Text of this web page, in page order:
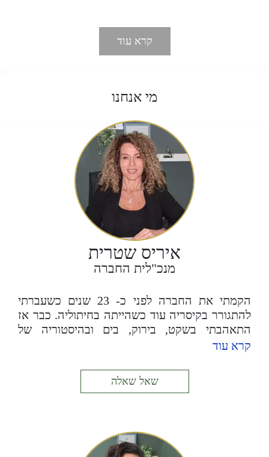
השוהים במתחם ייהנו משפע של מתקנים
ובניהם שתי בריכות שחיה חצי אולימפיות
מגרשי סקווש, טניס, כדורסל, מיני גולף
אתכם להתרשם משלל האטרקציות במתחם
היוקרתי והמפנק!
קרא עוד
מי אנחנו
איריס שטרית
מנכ"לית החברה
הקמתי את החברה לפני כ- 23 שנים כשעברתי
להתגורר בקיסריה עוד כשהייתה בחיתוליה. כבר אז
התאהבתי בשקט, בירוק, בים ובהיסטוריה של
הישוב. גיליתי מקום קסום בו בחרתי לגדל את
לאחר מעברי ליישוב, מצאתי שתחום הנדל"ן הוא
המקום שלי, חיפשתי מקום בו אוכל לגעת באופן
כל בוקר לחוויה מתחדשת ומרגשת עם לקוחותיי.
קרא עוד
שאל שאלה